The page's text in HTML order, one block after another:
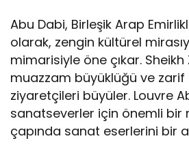
Abu Dabi, Birleşik Arap
olarak, zengin kültürel
mimarisiyle öne çıkar.
muazzam büyüklüğü ve zarif
ziyaretçileri büyüler. Louvre
sanatseverler için önemli bir
çapında sanat eserlerini bir